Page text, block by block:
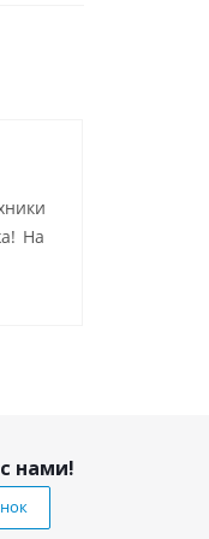
На
нами!